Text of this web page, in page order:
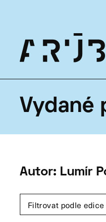
Vydané
Autor: Lumír
Filtrovat podle edice